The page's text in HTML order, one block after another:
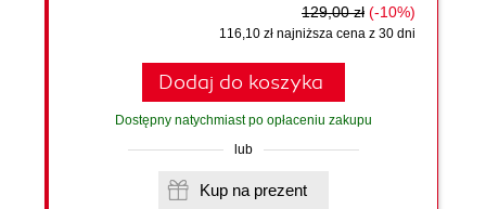
129,00 zł (-10%)
116,10 zł najniższa cena z 30 dni
Dodaj do koszyka
Dostępny natychmiast po opłaceniu zakupu
lub
Kup na prezent